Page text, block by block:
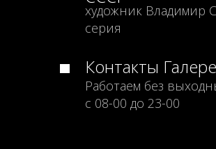
художник Владимир
серия
Контакты
Работаем без
с 08-00 до 23-00